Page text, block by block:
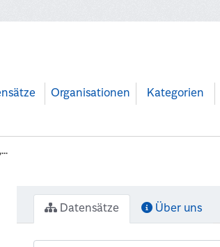
Organisationen Kategorien
Datensätze Über uns